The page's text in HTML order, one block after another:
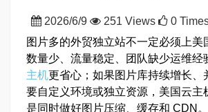
2026/6/9 251 Views
0
图片多的外贸独立站不一定必须上美
数量少、流量稳定、团队缺少运维经
主机更省心；如果图片库持续增长、
要自定义环境或独立资源，美国云主
是同时做好图片压缩、缓存和 CDN。